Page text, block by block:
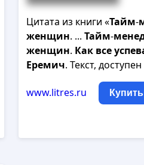
Цитата из книги «Тайм-
женщин. ...Тайм-
женщин. Как все
Еремич. Текст,
www.litres.ru Купить